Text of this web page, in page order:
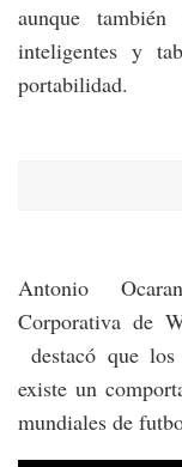
aunque
inteligentes y
portabilidad.
Antonio
Corporativa de
destacó que
existe un
mundiales de